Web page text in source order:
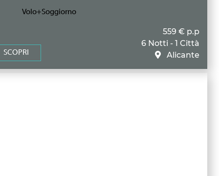
Volo+Soggiorno
SCOPRI
559 € p.p
6 Notti - 1 Città
Alicante